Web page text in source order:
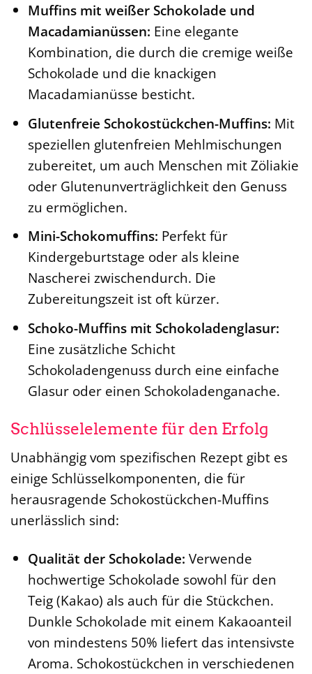
Muffins mit weißer Schokolade und
Macadamianüssen: Eine elegante
Kombination, die durch die cremige weiße
Schokolade und die knackigen
Macadamianüsse besticht.
Glutenfreie Schokostückchen-Muffins: Mit
speziellen glutenfreien Mehlmischungen
zubereitet, um auch Menschen mit Zöliakie
oder Glutenunverträglichkeit den Genuss
zu ermöglichen.
Mini-Schokomuffins: Perfekt für
Kindergeburtstage oder als kleine
Nascherei zwischendurch. Die
Zubereitungszeit ist oft kürzer.
Schoko-Muffins mit Schokoladenglasur:
Eine zusätzliche Schicht
Schokoladengenuss durch eine einfache
Glasur oder einen Schokoladenganache.
Schlüsselelemente für den Erfolg
Unabhängig vom spezifischen Rezept gibt es
einige Schlüsselkomponenten, die für
herausragende Schokostückchen-Muffins
unerlässlich sind:
Qualität der Schokolade: Verwende
hochwertige Schokolade sowohl für den
Teig (Kakao) als auch für die Stückchen.
Dunkle Schokolade mit einem Kakaoanteil
von mindestens 50% liefert das intensivste
Aroma. Schokostückchen in verschiedenen